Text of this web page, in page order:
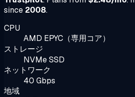
since 2008.
CPU
AMD EPYC（専用コア）
ストレージ
NVMe SSD
ネットワーク
40 Gbps
地域